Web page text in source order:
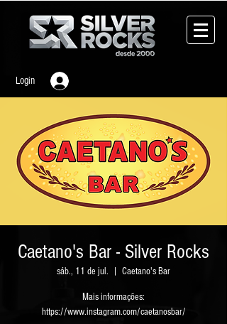
Login
Caetano's Bar - Silver Rocks
sáb., 11 de jul. Caetano's Bar
Mais informações:
https://www.instagram.com/caetanosbar/